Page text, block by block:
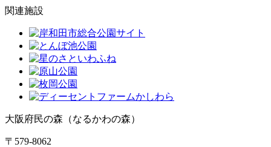
関連施設
大阪府民の森（なるかわの森）
〒579-8062